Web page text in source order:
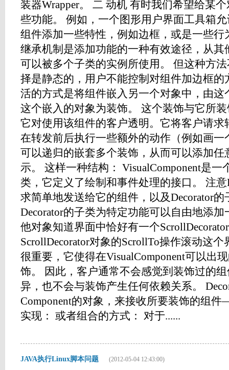
装器Wrapper。 二 动机 有时我们希望给某
些功能。 例如，一个图形用户界面工具箱
组件添加一些特性，例如边框，或是一些
继承机制是添加功能的一种有效途径，从
可以被多个子类的实例所使用。 但这种方
择是静态的，用户不能控制对组件加边框
活的方式是将组件嵌入另一个对象中，由
这个嵌入的对象为装饰。 这个装饰与它所
它对使用该组件的客户透明。它将客户请
在转发前后执行一些额外的动作（例如画
可以递归的嵌套多个装饰，从而可以添加
示。 这样一种结构： VisualComponent是
类，它定义了绘制和事件处理的接口。 注
求简单地发送给它的组件，以及Decorator
Decorator的子类为特定功能可以自由地添
他对象知道界面中恰好有一个
ScrollDecorator对象的ScrollTo操作滚动这
很重要，它使得在VisualComponent可以出
饰。 因此，客户通常不会感觉到装饰过的
异，也不会与装饰产生任何依赖关系。
Component的对象，来接收所要装饰的组
实现： 或者组合的方式： 对于......
JAVA执行Linux脚本问题 (2012-05-04 12:43:00)